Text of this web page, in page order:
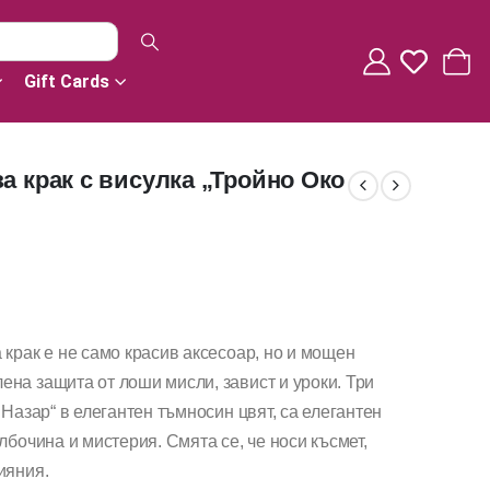
Gift Cards
крак с висулка „Тройно Око
е не само красив аксесоар, но и мощен
защита от лоши мисли, завист и уроки. Три
в елегантен тъмносин цвят, са елегантен
и мистерия. Смята се, че носи късмет,